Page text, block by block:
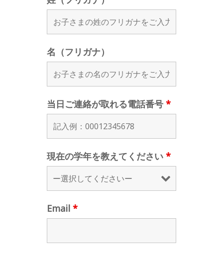
名（フリガナ）
当日ご連絡が取れる電話番号 *
現在の学年を教えてください *
Email *